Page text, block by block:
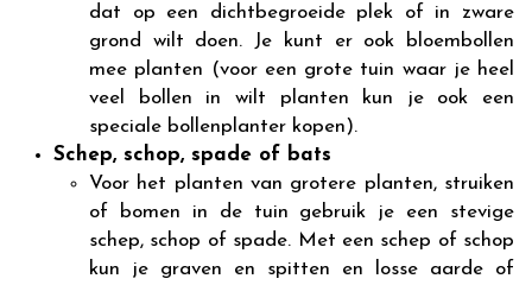
dat op een dichtbegroeide plek of in zware
grond wilt doen. Je kunt er ook bloembollen
mee planten (voor een grote tuin waar je heel
veel bollen in wilt planten kun je ook een
speciale bollenplanter kopen).
Schep, schop, spade of bats
Voor het planten van grotere planten, struiken
of bomen in de tuin gebruik je een stevige
schep, schop of spade. Met een schep of schop
kun je graven en spitten en losse aarde of